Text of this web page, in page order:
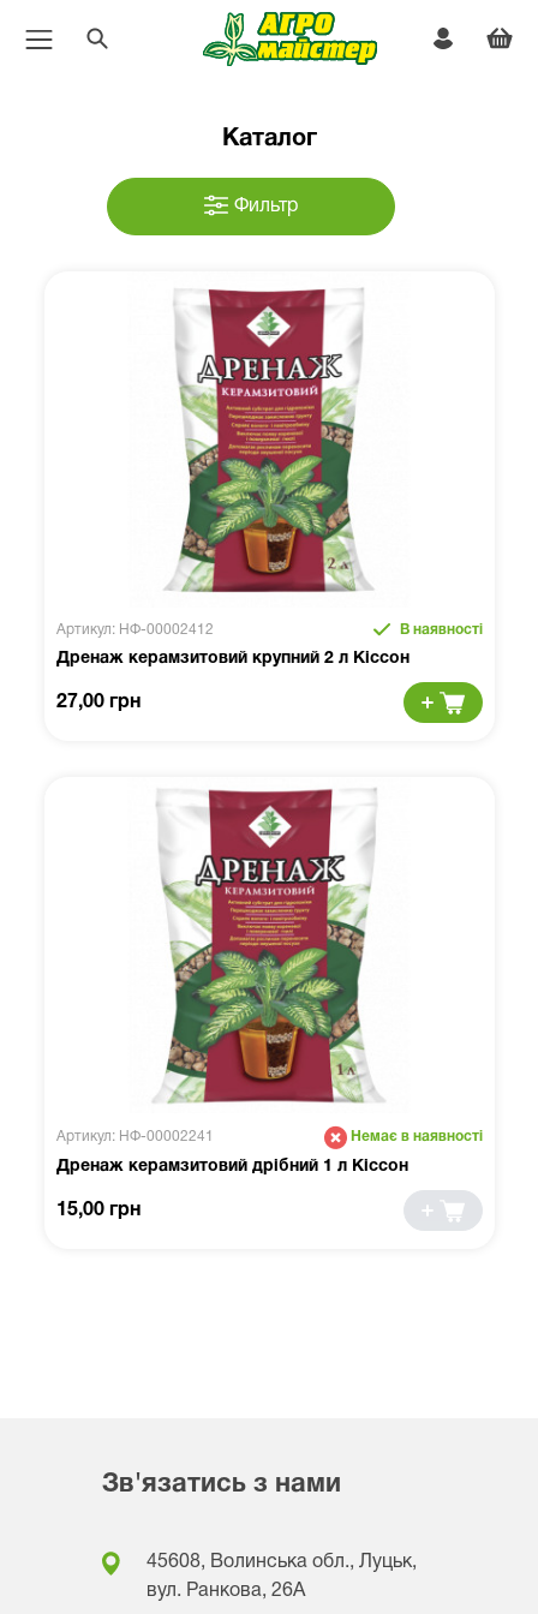
Каталог
Фильтр
Артикул: НФ-00002412 В наявності
Дренаж керамзитовий крупний 2 л Кіссон
27,00 грн
Артикул: НФ-00002241 Немає в наявності
Дренаж керамзитовий дрібний 1 л Кіссон
15,00 грн
Зв'язатись з нами
45608, Волинська обл., Луцьк,
вул. Ранкова, 26A